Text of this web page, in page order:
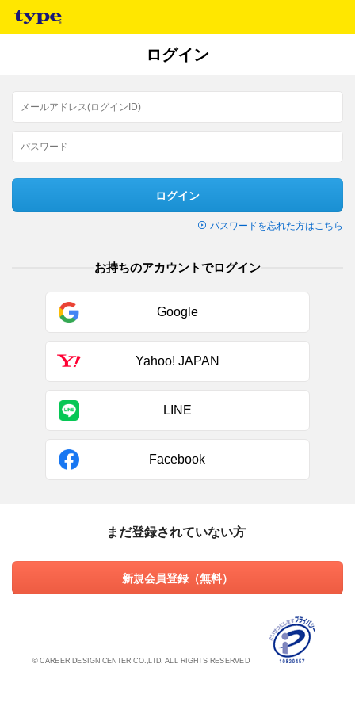
ログイン
ログイン
パスワードを忘れた方はこちら
お持ちのアカウントでログイン
Google
Yahoo! JAPAN
LINE
Facebook
まだ登録されていない方
新規会員登録（無料）
© CAREER DESIGN CENTER CO.,LTD. ALL RIGHTS RESERVED